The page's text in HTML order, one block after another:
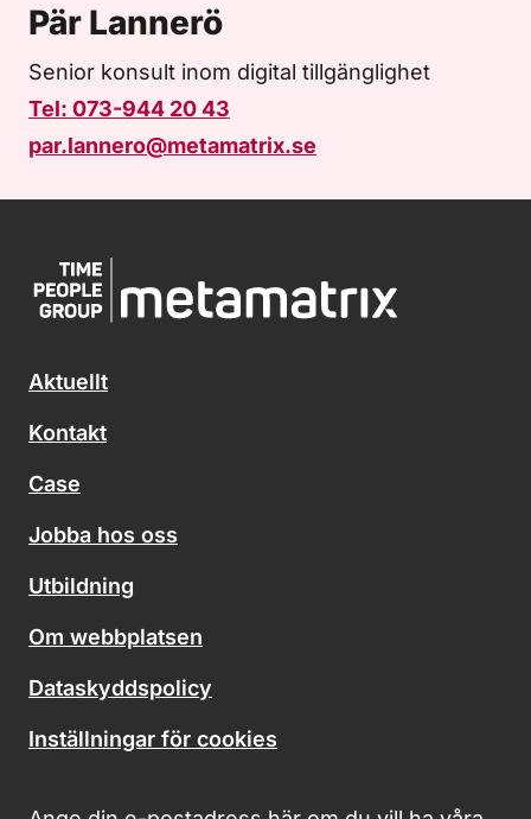
Pär Lannerö
Senior konsult inom digital tillgänglighet
Tel: 073-944 20 43
par.lannero@metamatrix.se
Aktuellt
Kontakt
Case
Jobba hos oss
Utbildning
Om webbplatsen
Dataskyddspolicy
Inställningar för cookies